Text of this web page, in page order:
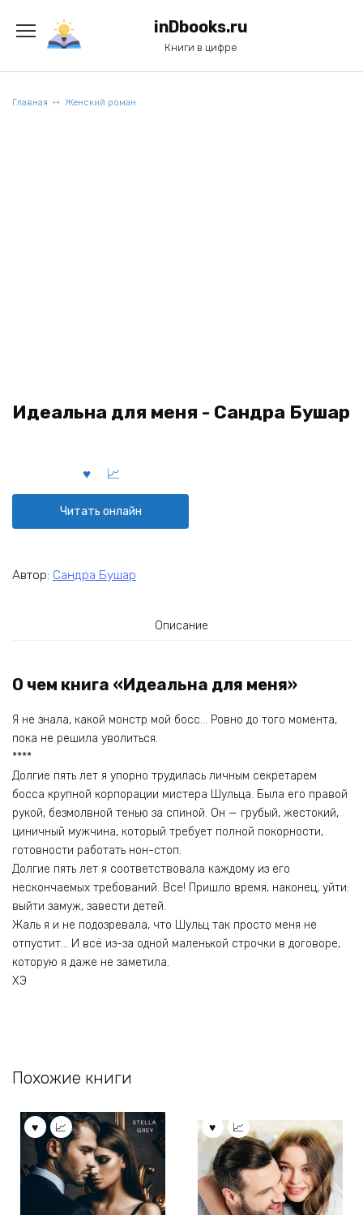
содержанию
inDbooks.ru
Книги в цифре
Главная Женский роман
Идеальна для меня - Сандра Бушар
Читать онлайн
Автор: Сандра Бушар
Описание
О чем книга «Идеальна для меня»
Я не знала, какой монстр мой босс… Ровно до того момента,
пока не решила уволиться.
****
Долгие пять лет я упорно трудилась личным секретарем
босса крупной корпорации мистера Шульца. Была его правой
рукой, безмолвной тенью за спиной. Он — грубый, жестокий,
циничный мужчина, который требует полной покорности,
готовности работать нон-стоп.
Долгие пять лет я соответствовала каждому из его
нескончаемых требований. Все! Пришло время, наконец, уйти:
выйти замуж, завести детей.
Жаль я и не подозревала, что Шульц так просто меня не
отпустит… И всё из-за одной маленькой строчки в договоре,
которую я даже не заметила.
ХЭ
Похожие книги